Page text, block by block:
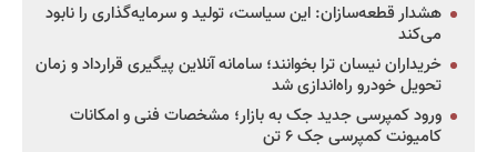
هشدار قطعه‌سازان: این سیاست، تولید و سرمایه‌گذاری را نابود
می‌کند
خریداران نیسان ترا بخوانند؛ سامانه آنلاین پیگیری قرارداد و زمان
تحویل خودرو راه‌اندازی شد
ورود کمپرسی جدید جک به بازار؛ مشخصات فنی و امکانات
کامیونت کمپرسی جک ۶ تن